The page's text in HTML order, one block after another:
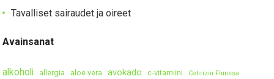
Tavalliset sairaudet ja oireet
Avainsanat
alkoholi allergia aloe vera avokado c-vitamiini Cetirizin Flunssa